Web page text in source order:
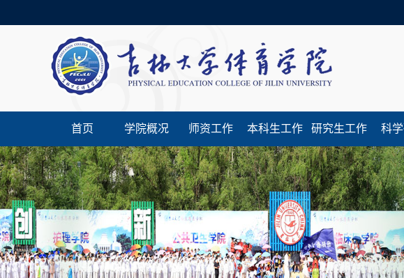
首页 学院概况 师资工作 本科生工作 研究生工作 科